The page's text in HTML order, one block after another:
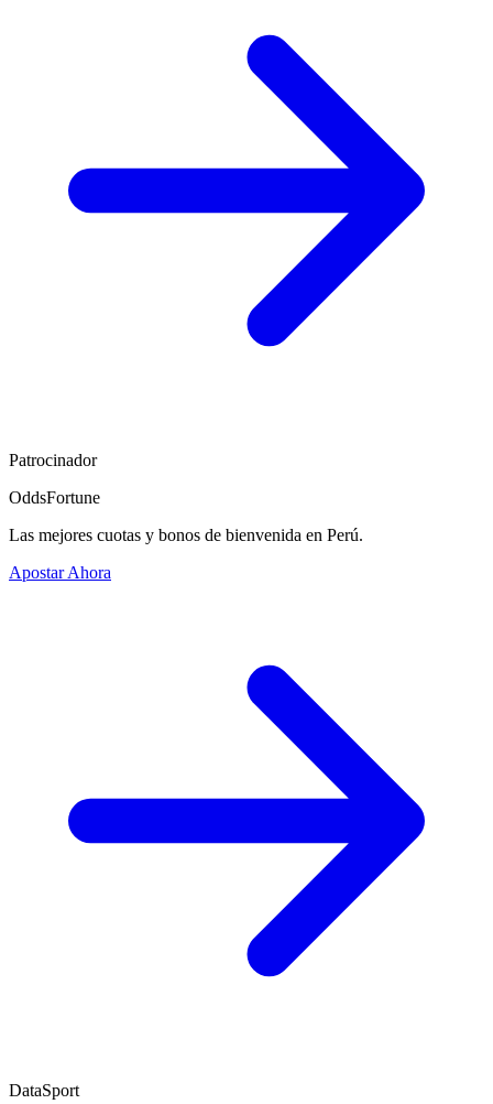
Patrocinador
OddsFortune
Las mejores cuotas y bonos de bienvenida en Perú.
Apostar Ahora
DataSport